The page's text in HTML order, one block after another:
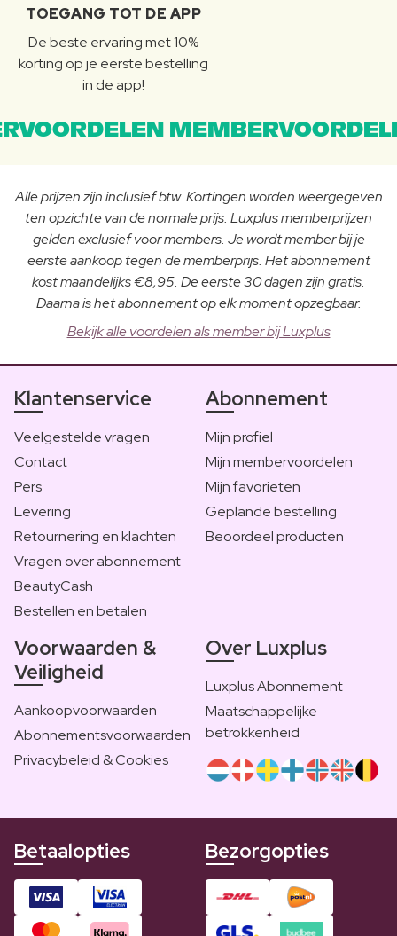
TOEGANG TOT DE APP
De beste ervaring met 10%
korting op je eerste bestelling
in de app!
Alle prijzen zijn inclusief btw. Kortingen worden weergegeven
ten opzichte van de normale prijs. Luxplus memberprijzen
gelden exclusief voor members. Je wordt member bij je
eerste aankoop tegen de memberprijs. Het abonnement
kost maandelijks €8,95. De eerste 30 dagen zijn gratis.
Daarna is het abonnement op elk moment opzegbaar.
Bekijk alle voordelen als member bij Luxplus
Klantenservice
Veelgestelde vragen
Contact
Pers
Levering
Retournering en klachten
Vragen over abonnement
BeautyCash
Bestellen en betalen
Abonnement
Mijn profiel
Mijn membervoordelen
Mijn favorieten
Geplande bestelling
Beoordeel producten
Voorwaarden &
Veiligheid
Aankoopvoorwaarden
Abonnementsvoorwaarden
Privacybeleid & Cookies
Over Luxplus
Luxplus Abonnement
Maatschappelijke
betrokkenheid
Betaalopties Bezorgopties